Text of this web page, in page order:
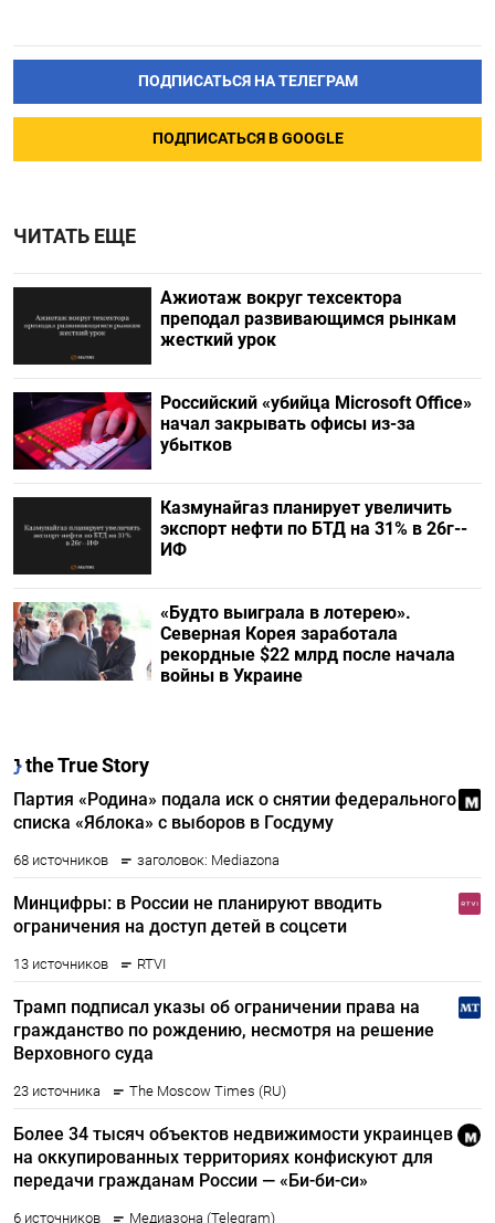
ПОДПИСАТЬСЯ НА ТЕЛЕГРАМ
ПОДПИСАТЬСЯ В GOOGLE
ЧИТАТЬ ЕЩЕ
Ажиотаж вокруг техсектора
преподал развивающимся рынкам
жесткий урок
Российский «убийца Microsoft Office»
начал закрывать офисы из-за
убытков
Казмунайгаз планирует увеличить
экспорт нефти по БТД на 31% в 26г--
ИФ
«Будто выиграла в лотерею».
Северная Корея заработала
рекордные $22 млрд после начала
войны в Украине